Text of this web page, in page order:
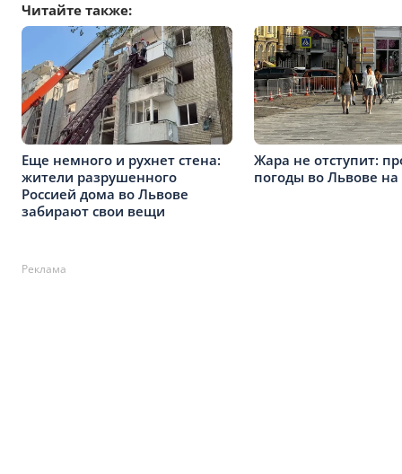
Читайте также:
Еще немного и рухнет стена:
жители разрушенного
Россией дома во Львове
забирают свои вещи
Жара не отступит:
погоды во Львове на
Реклама